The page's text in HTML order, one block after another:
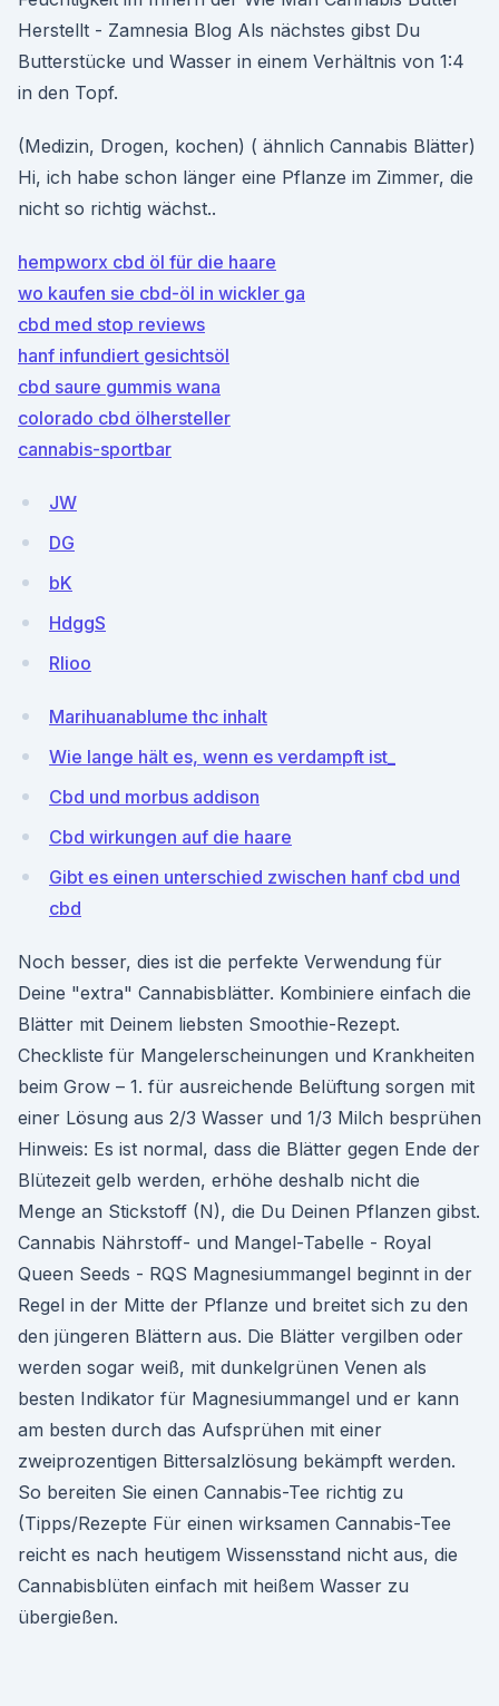
Herstellt - Zamnesia Blog Als nächstes gibst Du
Butterstücke und Wasser in einem Verhältnis von 1:4
in den Topf.
(Medizin, Drogen, kochen) ( ähnlich Cannabis Blätter)
Hi, ich habe schon länger eine Pflanze im Zimmer, die
nicht so richtig wächst..
hempworx cbd öl für die haare
wo kaufen sie cbd-öl in wickler ga
cbd med stop reviews
hanf infundiert gesichtsöl
cbd saure gummis wana
colorado cbd ölhersteller
cannabis-sportbar
JW
DG
bK
HdggS
RIioo
Marihuanablume thc inhalt
Wie lange hält es, wenn es verdampft ist_
Cbd und morbus addison
Cbd wirkungen auf die haare
Gibt es einen unterschied zwischen hanf cbd und
cbd
Noch besser, dies ist die perfekte Verwendung für
Deine "extra" Cannabisblätter. Kombiniere einfach die
Blätter mit Deinem liebsten Smoothie-Rezept.
Checkliste für Mangelerscheinungen und Krankheiten
beim Grow – 1. für ausreichende Belüftung sorgen mit
einer Lösung aus 2/3 Wasser und 1/3 Milch besprühen
Hinweis: Es ist normal, dass die Blätter gegen Ende der
Blütezeit gelb werden, erhöhe deshalb nicht die
Menge an Stickstoff (N), die Du Deinen Pflanzen gibst.
Cannabis Nährstoff- und Mangel-Tabelle - Royal
Queen Seeds - RQS Magnesiummangel beginnt in der
Regel in der Mitte der Pflanze und breitet sich zu den
den jüngeren Blättern aus. Die Blätter vergilben oder
werden sogar weiß, mit dunkelgrünen Venen als
besten Indikator für Magnesiummangel und er kann
am besten durch das Aufsprühen mit einer
zweiprozentigen Bittersalzlösung bekämpft werden.
So bereiten Sie einen Cannabis-Tee richtig zu
(Tipps/Rezepte Für einen wirksamen Cannabis-Tee
reicht es nach heutigem Wissensstand nicht aus, die
Cannabisblüten einfach mit heißem Wasser zu
übergießen.